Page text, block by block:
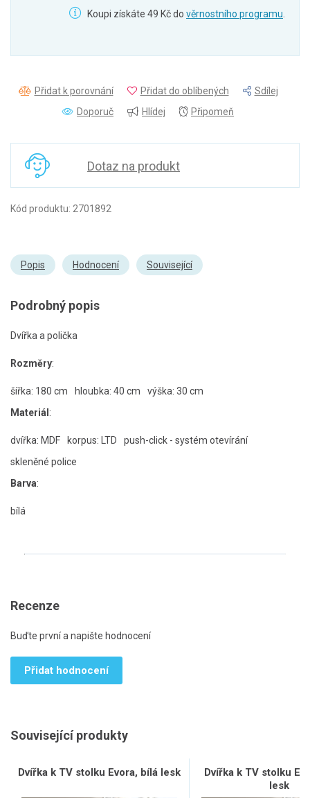
Koupi získáte 49 Kč do věrnostního programu
Přidat k porovnání Přidat do oblíbených
Sdílej
Doporuč
Hlídej Připomeň
Dotaz na produkt
Kód produktu: 2701892
Popis Hodnocení Související
Podrobný popis
Dvířka a polička
Rozměry:
šířka: 180 cm hloubka: 40 cm
výška: 30 cm
Materiál :
dvířka: MDF korpus: LTD
push-click - systém otevírání
skleněné police
Barva:
bílá
Recenze
Buďte první a napište hodnocení
Přidat hodnocení
Související produkty
Dvířka k TV stolku Evora, bílá lesk
Dvířka k TV stolku
lesk